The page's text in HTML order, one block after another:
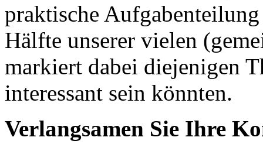
praktische
Hälfte unserer vielen
markiert dabei diejenigen
interessant sein könnten.
Verlangsamen Sie Ihre